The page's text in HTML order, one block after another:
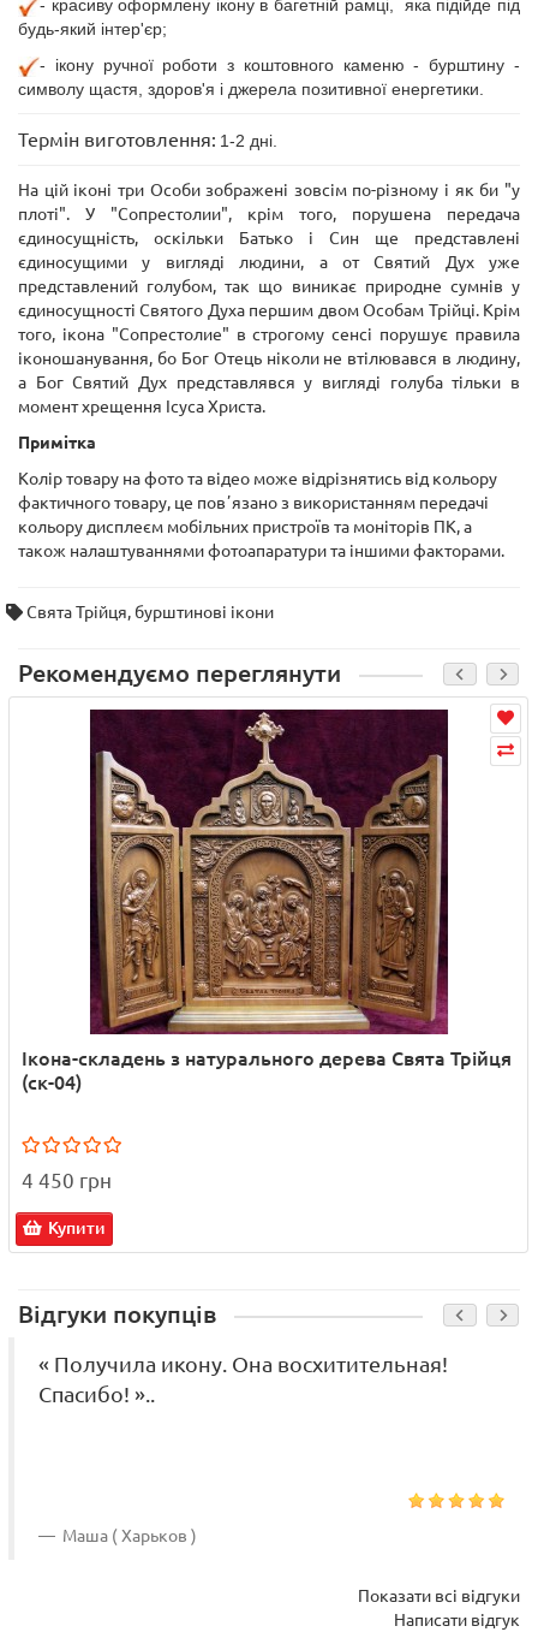
- красиву оформлену ікону в багетній рамці, яка підійде під
будь-який інтер'єр;
- ікону ручної роботи з коштовного каменю - бурштину -
символу щастя, здоров'я і джерела позитивної енергетики.
Термін виготовлення: 1-2 дні.
На цій іконі три Особи зображені зовсім по-різному і як би "у
плоті". У "Сопрестолии", крім того, порушена передача
єдиносущність, оскільки Батько і Син ще представлені
єдиносущими у вигляді людини, а от Святий Дух уже
представлений голубом, так що виникає природне сумнів у
єдиносущності Святого Духа першим двом Особам Трійці. Крім
того, ікона "Сопрестолие" в строгому сенсі порушує правила
іконошанування, бо Бог Отець ніколи не втілювався в людину,
а Бог Святий Дух представлявся у вигляді голуба тільки в
момент хрещення Ісуса Христа.
Примітка
Колір товару на фото та відео може відрізнятись від кольору
фактичного товару, це повʼязано з використанням передачі
кольору дисплеєм мобільних пристроїв та моніторів ПК, а
також налаштуваннями фотоапаратури та іншими факторами.
Свята Трійця, бурштинові ікони
Рекомендуємо переглянути
Ікона-складень з натурального дерева Свята Трійця
(ск-04)
4 450 грн
Купити
Відгуки покупців
« Получила икону. Она восхитительная!
Спасибо! »..
Маша ( Харьков )
Показати всі відгуки
Написати відгук